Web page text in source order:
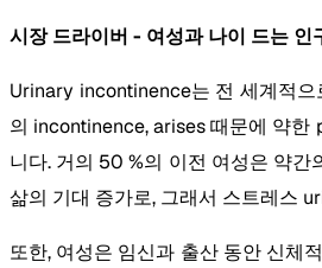
시장 드라이버 - 여성과 나이 드는 인
Urinary incontinence는 전 세계적
의 incontinence, arises 때문에 약한
니다. 거의 50 %의 이전 여성은 약
삶의 기대 증가로, 그래서 스트레스
또한, 여성은 임신과 출산 동안 신체